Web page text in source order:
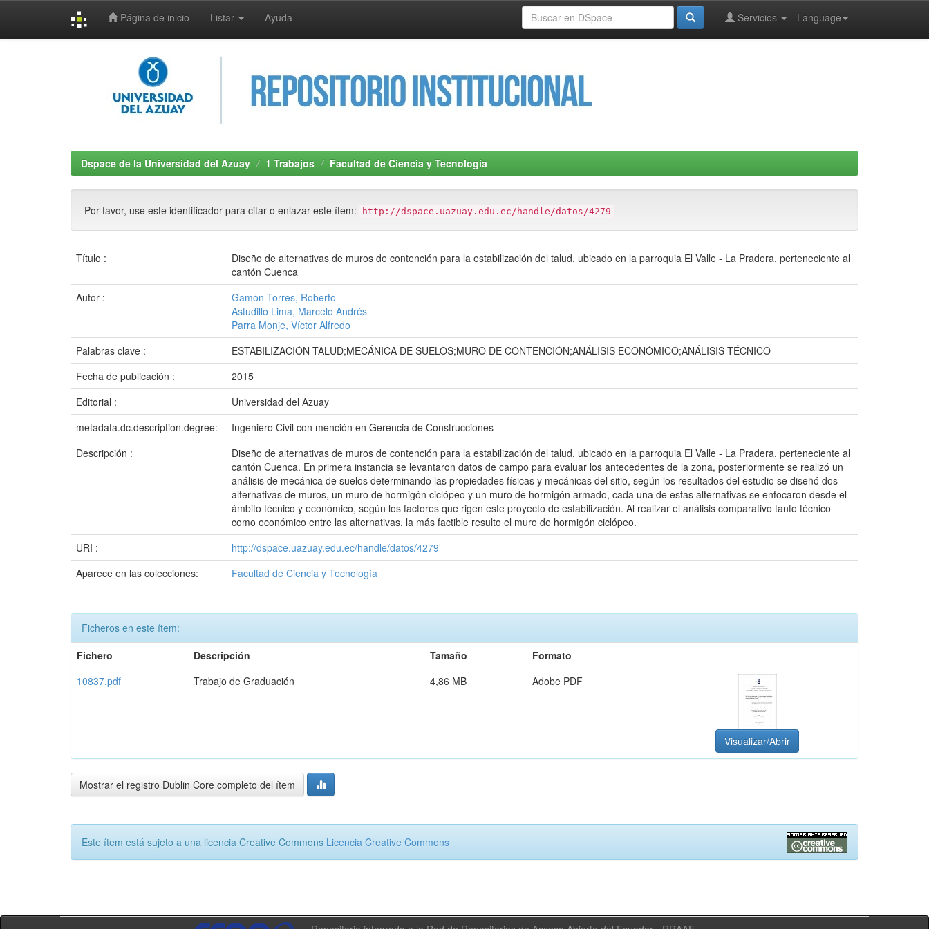
Página de inicio Listar Ayuda Language
Servicios
Dspace de la Universidad del Azuay 1 Trabajos Facultad de Ciencia y Tecnología
Por favor, use este identificador para citar o enlazar este ítem: http://dspace.uazuay.edu.ec/handle/datos/4279
Título :
Diseño de alternativas de muros de contención para la estabilización del talud, ubicado en la parroquia El Valle - La Pradera, perteneciente al
cantón Cuenca
Autor :
Gamón Torres, Roberto
Astudillo Lima, Marcelo Andrés
Parra Monje, Víctor Alfredo
Palabras clave :
ESTABILIZACIÓN TALUD;MECÁNICA DE SUELOS;MURO DE CONTENCIÓN;ANÁLISIS ECONÓMICO;ANÁLISIS TÉCNICO
Fecha de publicación :
2015
Editorial :
Universidad del Azuay
metadata.dc.description.degree:
Ingeniero Civil con mención en Gerencia de Construcciones
Descripción :
Diseño de alternativas de muros de contención para la estabilización del talud, ubicado en la parroquia El Valle - La Pradera, perteneciente al
cantón Cuenca. En primera instancia se levantaron datos de campo para evaluar los antecedentes de la zona, posteriormente se realizó un
análisis de mecánica de suelos determinando las propiedades físicas y mecánicas del sitio, según los resultados del estudio se diseñó dos
alternativas de muros, un muro de hormigón ciclópeo y un muro de hormigón armado, cada una de estas alternativas se enfocaron desde el
ámbito técnico y económico, según los factores que rigen este proyecto de estabilización. Al realizar el análisis comparativo tanto técnico
como económico entre las alternativas, la más factible resulto el muro de hormigón ciclópeo.
URI :
http://dspace.uazuay.edu.ec/handle/datos/4279
Aparece en las colecciones:
Facultad de Ciencia y Tecnología
Ficheros en este ítem:
Fichero
Descripción Tamaño
Formato
10837.pdf
Trabajo de Graduación 4,86 MB Adobe PDF
Visualizar/Abrir
Mostrar el registro Dublin Core completo del ítem
Este ítem está sujeto a una licencia Creative Commons Licencia Creative Commons